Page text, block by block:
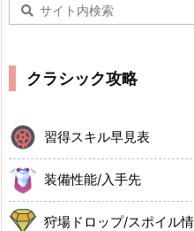
クラシック攻略
習得スキル早見表
装備性能/入手先
狩場ドロップ/スポイル